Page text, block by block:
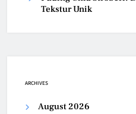
Tekstur Unik
ARCHIVES
August 2026